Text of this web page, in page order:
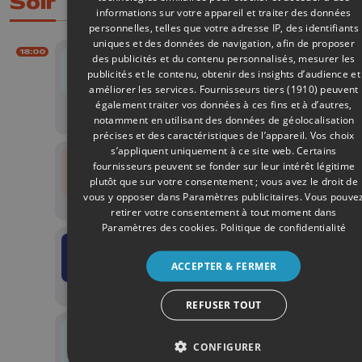
18:00
informations sur votre appareil et traiter des données
personnelles, telles que votre adresse IP, des identifiants
uniques et des données de navigation, afin de proposer
des publicités et du contenu personnalisés, mesurer les
publicités et le contenu, obtenir des insights d’audience et
améliorer les services. Fournisseurs tiers (1910) peuvent
également traiter vos données à ces fins et à d’autres,
notamment en utilisant des données de géolocalisation
précises et des caractéristiques de l’appareil. Vos choix
s’appliquent uniquement à ce site web. Certains
fournisseurs peuvent se fonder sur leur intérêt légitime
plutôt que sur votre consentement ; vous avez le droit de
vous y opposer dans Paramètres publicitaires. Vous
retirer votre consentement à tout moment dans
Paramètres des cookies. Politique de confidentialité
ACCEPTER & FERMER
REFUSER TOUT
CONFIGURER